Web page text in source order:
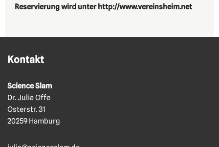
Reservierung wird unter http://www.vereinsheim.net
Kontakt
Science Slam
Dr. Julia Offe
Osterstr. 31
20259 Hamburg